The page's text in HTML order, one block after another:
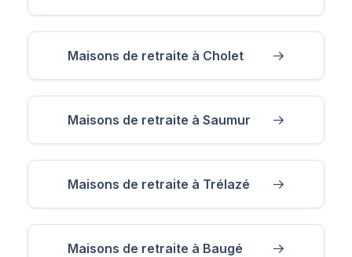
Maisons de retraite à Cholet
Maisons de retraite à Saumur
Maisons de retraite à Trélazé
Maisons de retraite à Baugé